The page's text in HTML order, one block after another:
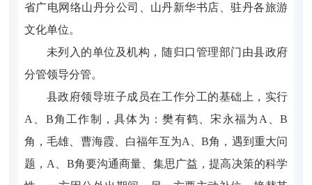
省广电网络山丹分公司、山丹新华书店、驻丹各旅游
文化单位。
未列入的单位及机构，随归口管理部门由县政府
分管领导分管。
县政府领导班子成员在工作分工的基础上，实行
A
B角工作制，具体为：樊有鹤 、宋永福为 A 、B
角，毛雄、曹海霞、白福年互为A 、B角，遇到重大问
题， A B角要沟通商量、集思广益，提高决策的科学